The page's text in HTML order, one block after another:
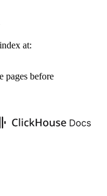
at:
pages before